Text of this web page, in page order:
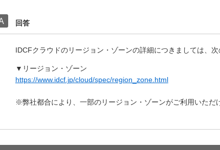
回答
IDCFクラウドのリージョン・ゾーンの詳細につきましては、次
▼リージョン・ゾーン
https://www.idcf.jp/cloud/spec/region_zone.html
※弊社都合により、一部のリージョン・ゾーンがご利用いただ